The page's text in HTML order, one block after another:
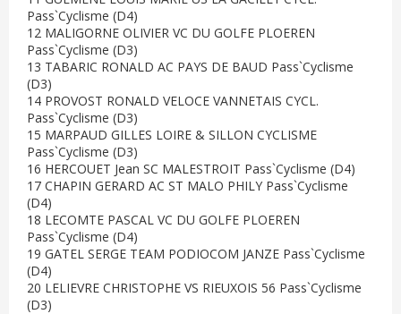
Pass`Cyclisme (D4)
12 MALIGORNE OLIVIER VC DU GOLFE PLOEREN
Pass`Cyclisme (D3)
13 TABARIC RONALD AC PAYS DE BAUD Pass`Cyclisme
(D3)
14 PROVOST RONALD VELOCE VANNETAIS CYCL.
Pass`Cyclisme (D3)
15 MARPAUD GILLES LOIRE & SILLON CYCLISME
Pass`Cyclisme (D3)
16 HERCOUET Jean SC MALESTROIT Pass`Cyclisme (D4)
17 CHAPIN GERARD AC ST MALO PHILY Pass`Cyclisme
(D4)
18 LECOMTE PASCAL VC DU GOLFE PLOEREN
Pass`Cyclisme (D4)
19 GATEL SERGE TEAM PODIOCOM JANZE Pass`Cyclisme
(D4)
20 LELIEVRE CHRISTOPHE VS RIEUXOIS 56 Pass`Cyclisme
(D3)